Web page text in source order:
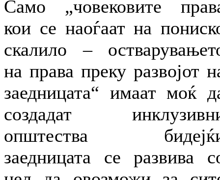
Само „човековите
кои се наоѓаат на
скалило –
на права преку развојот
заедницата“ имаат моќ
создадат
општества
заедницата се развива